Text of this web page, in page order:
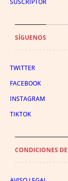
SÍGUENOS
TWITTER
FACEBOOK
INSTAGRAM
TIKTOK
CONDICIONES